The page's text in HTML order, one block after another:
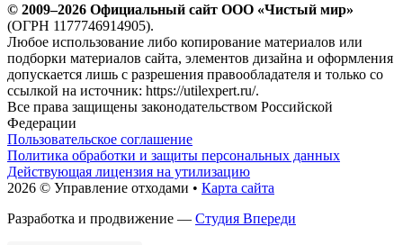
© 2009–2026 Официальный сайт ООО «Чистый мир»
(ОГРН 1177746914905).
Любое использование либо копирование материалов или
подборки материалов сайта, элементов дизайна и оформления
допускается лишь с разрешения правообладателя и только со
ссылкой на источник: https://utilexpert.ru/.
Все права защищены законодательством Российской
Федерации
Пользовательское соглашение
Политика обработки и защиты персональных данных
Действующая лицензия на утилизацию
2026 © Управление отходами • Карта сайта
Разработка и продвижение — Студия Впереди